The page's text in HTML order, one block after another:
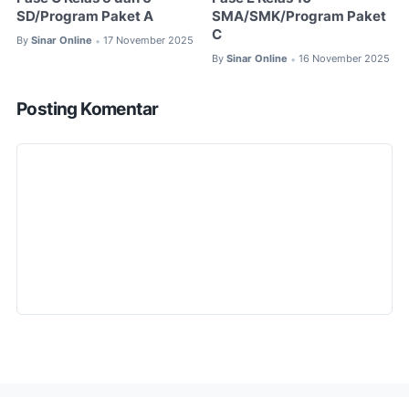
SD/Program Paket A
By Sinar Online • 17 November 2025
SMA/SMK/Program Paket
C
By Sinar Online • 16 November 2025
Posting Komentar